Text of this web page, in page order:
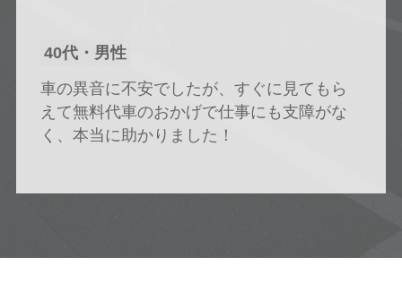
40代・男性
車の異音に不安でしたが、すぐに見てもら
えて無料代車のおかげで仕事にも支障がな
く、本当に助かりました！